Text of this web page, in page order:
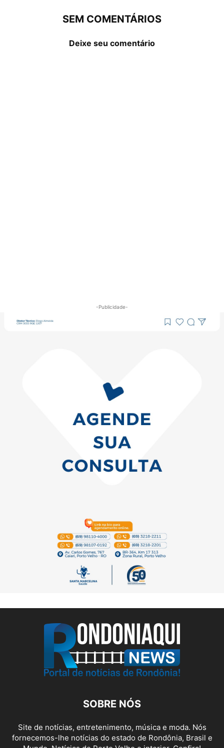
SEM COMENTÁRIOS
Deixe seu comentário
-Publicidade-
SOBRE NÓS
Site de notícias, entretenimento, música e moda. Nós
fornecemos-lhe notícias do estado de Rondônia, Brasil e